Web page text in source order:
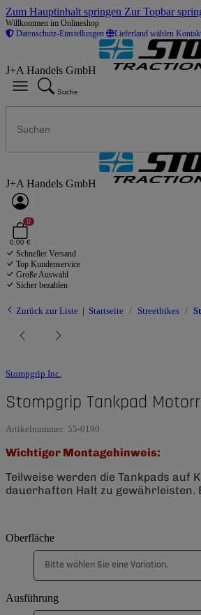
Zum Hauptinhalt springen Zur Topbar
Willkommen im Onlineshop
Datenschutz-Einstellungen
Lieferland wählen
J+A Handels GmbH
Suche
J+A Handels GmbH
0
0,00 €
Schneller Versand
Top Kundenservice
Große Auswahl
Sicher bezahlen
Zurück zur Liste Startseite Streetbikes
Stompgrip Inc.
Stompgrip Tankpad
Artikelnummer: 55-0190
Wichtiger Montagehinweis:
Teilweise werden die Tankpads auf
dauerhaften Halt zu gewährleisten.
Oberfläche
Bitte wählen Sie eine Variation.
Ausführung